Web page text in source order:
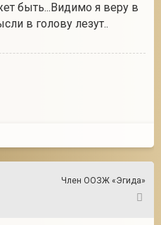
быть...Видимо я веру в
в голову лезут..
Член ООЗЖ «Эгида»